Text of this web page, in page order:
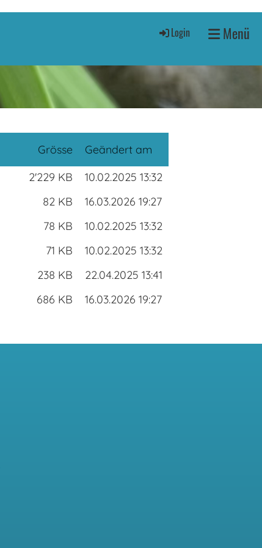
Login Menü
Grösse
Geändert am
2'229 KB
10.02.2025 13:32
82 KB
16.03.2026 19:27
78 KB
10.02.2025 13:32
71 KB
10.02.2025 13:32
238 KB
22.04.2025 13:41
686 KB 16.03.2026 19:27